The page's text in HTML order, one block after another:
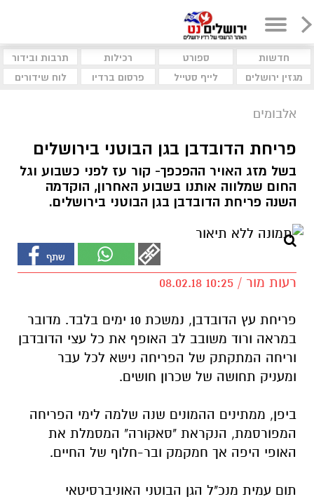
חדשות ספורט רכילות
תרבות ובידור
מגזין ירושלים
לייף סטייל פרסום ברדיו לוח שידורים
אלבומים
פריחת הדובדבן בגן הבוטני בירושלים
בשל מזג האויר ההפכפך- קור עז לפני כשבוע וגל
החום שמלווה אותנו בשבוע האחרון, הוקדמה
השנה פריחת הדובדבן בגן הבוטני בירושלים.
רעות מור / 10:25 08.02.18
פריחת עץ הדובדבן, נמשכת 10 ימים בלבד. מדובר
במראה ורוד משובב לב האופף את כל עצי הדובדבן
וריחה המתקתק של הפריחה נישא לכל עבר
ומעניק תחושה של שכרון חושים.
ביפן, ממתינים ההמונים שנה שלמה לימי הפריחה
המפורסמת, הנקראת "סאקורה" המסמלת את
האופי היפה אך חמקמק ובר-חלוף של החיים.
תום עמית מנכ"ל הגן הבוטני האוניברסיטאי